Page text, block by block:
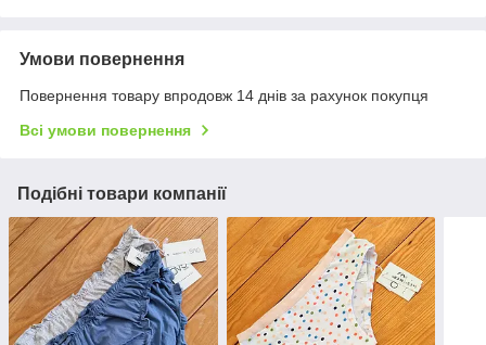
Умови повернення
Повернення товару впродовж 14 днів за рахунок покупця
Всі умови повернення
Подібні товари компанії